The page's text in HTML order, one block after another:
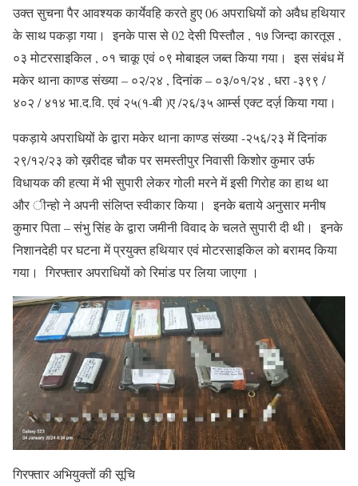
उक्त सुचना पैर आवश्यक कार्येवहि करते हुए 06 अपराधियों को अवैध हथियार
के साथ पकड़ा गया। इनके पास से 02 देसी पिस्तौल , १७ जिन्दा कारतूस ,
०३ मोटरसाइकिल , ०१ चाकू एवं ०९ मोबाइल जब्त किया गया। इस संबंध में
मकेर थाना काण्ड संख्या – ०२/२४ , दिनांक – ०३/०१/२४ , धरा -३९९ /
४०२ / ४१४ भा.द.वि. एवं २५(१-बी )ए /२६/३५ आर्म्स एक्ट दर्ज़ किया गया।
पकड़ाये अपराधियों के द्वारा मकेर थाना काण्ड संख्या -२५६/२३ में दिनांक
२९/१२/२३ को ख़रीदह चौक पर समस्तीपुर निवासी किशोर कुमार उर्फ
विधायक की हत्या में भी सुपारी लेकर गोली मरने में इसी गिरोह का हाथ था
और ीन्हो ने अपनी संलिप्त स्वीकार किया। इनके बताये अनुसार मनीष
कुमार पिता – संभु सिंह के द्वारा जमीनी विवाद के चलते सुपारी दी थी। इनके
निशानदेही पर घटना में प्रयुक्त हथियार एवं मोटरसाइकिल को बरामद किया
गया। गिरफ्तार अपराधियों को रिमांड पर लिया जाएगा ।
गिरफ्तार अभियुक्तों की सूचि